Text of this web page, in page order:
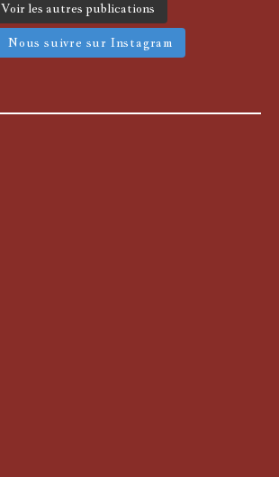
Voir les autres publications
Nous suivre sur Instagram